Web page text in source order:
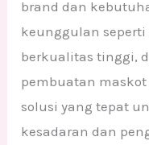
brand dan
keunggulan
berkualitas tinggi,
pembuatan
solusi yang tepat
kesadaran dan